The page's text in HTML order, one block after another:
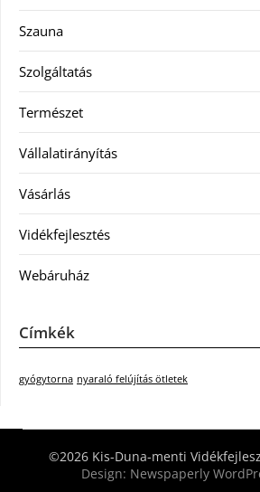
Szauna
Szolgáltatás
Természet
Vállalatirányítás
Vásárlás
Vidékfejlesztés
Webáruház
Címkék
gyógytorna nyaraló felújítás ötletek
©2026 Kis-Duna-menti
Design: Newspaperly